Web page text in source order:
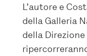
L’autore e
della Galleria
della